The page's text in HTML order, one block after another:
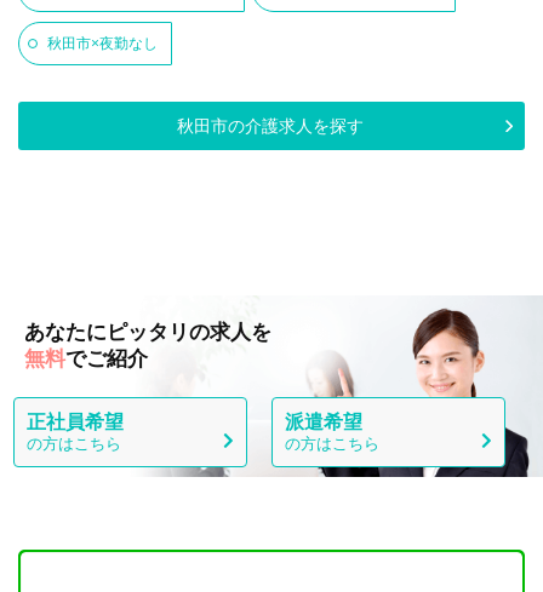
秋田市×夜勤なし
秋田市の介護求人を探す
あなたにピッタリの求人を
無料でご紹介
正社員希望
の方はこちら
派遣希望
の方はこちら